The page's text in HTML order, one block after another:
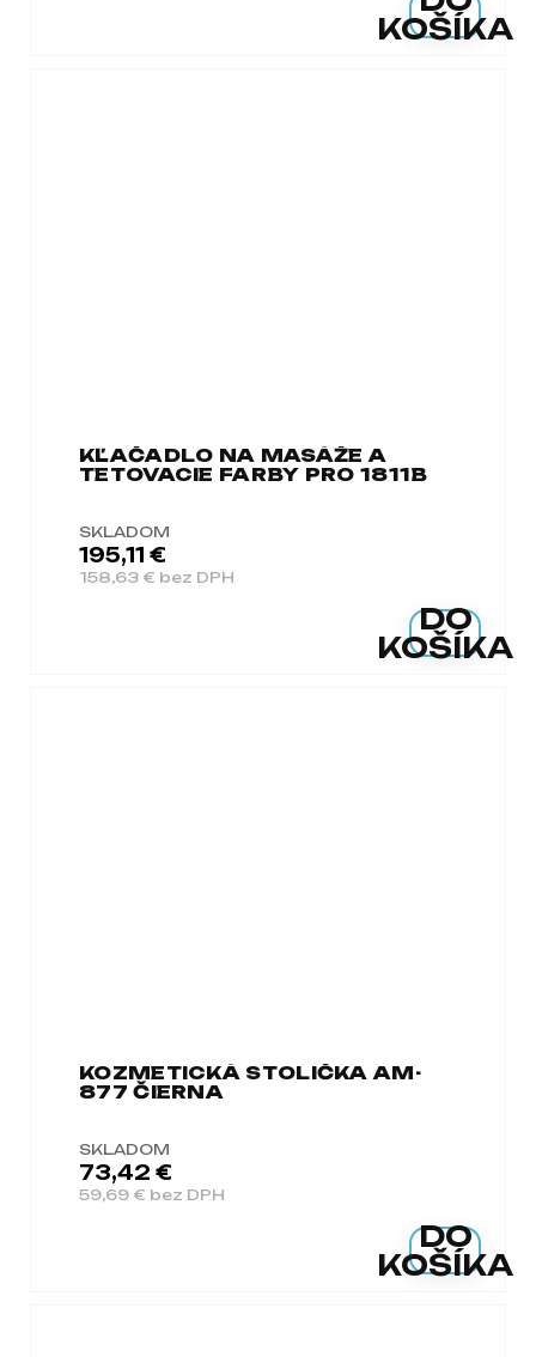
KOŠÍKA
KĽAČADLO NA MASÁŽE A
TETOVACIE FARBY PRO 1811B
SKLADOM
158,63 € bez DPH
195,11 €
DO
KOŠÍKA
KOZMETICKÁ STOLIČKA AM-
877 ČIERNA
SKLADOM
59,69 € bez DPH
73,42 €
DO
KOŠÍKA